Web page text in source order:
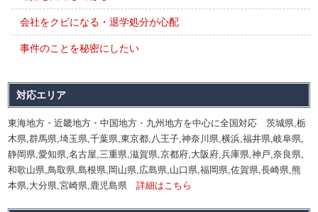
会社をクビになる・退学処分が心配
事件のことを秘密にしたい
対応エリア
東海地方・近畿地方・中国地方・九州地方を中心に全国対応 茨城県,栃
木県,群馬県,埼玉県,千葉県,東京都,八王子,神奈川県,横浜,福井県,岐阜県,
静岡県,愛知県,名古屋,三重県,滋賀県,京都府,大阪府,兵庫県,神戸,奈良県,
和歌山県,鳥取県,島根県,岡山県,広島県,山口県,福岡県,佐賀県,長崎県,熊
本県,大分県,宮崎県,鹿児島県詳細はこちら